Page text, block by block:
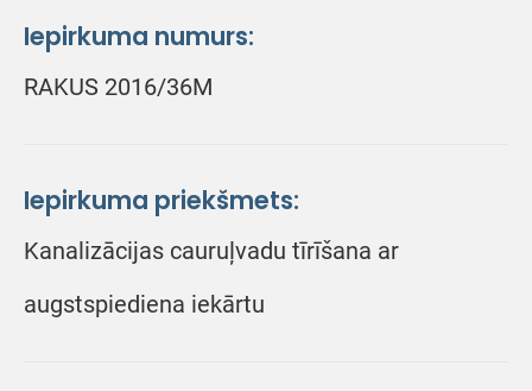
Iepirkuma numurs:
RAKUS 2016/36M
Iepirkuma priekšmets:
Kanalizācijas cauruļvadu tīrīšana ar
augstspiediena iekārtu